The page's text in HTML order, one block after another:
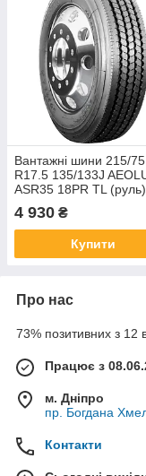
Вантажні шини 215/75
R17.5 135/133J
ASR35 18PR TL (руль)
4 930 ₴
Купити
Про нас
73% позитивних з 12
Працює з
м. Дніпро
пр. Богдана
Контакти